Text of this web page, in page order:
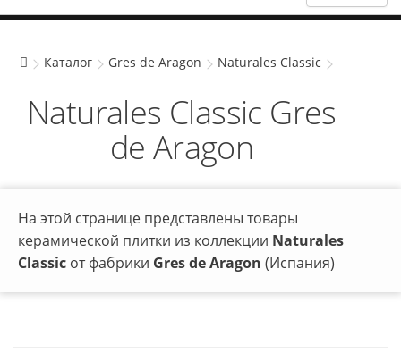
Каталог Gres de Aragon Naturales Classic
Naturales Classic Gres
de Aragon
На этой странице представлены товары
керамической плитки из коллекции Naturales
Classic от фабрики Gres de Aragon (Испания)